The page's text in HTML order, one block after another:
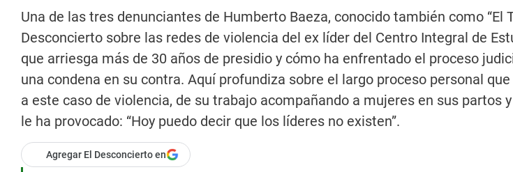
Una de las tres denunciantes de Humberto Baeza, conocido también como “El
Desconcierto sobre las redes de violencia del ex líder del Centro Integral de
que arriesga más de 30 años de presidio y cómo ha enfrentado el proceso
una condena en su contra. Aquí profundiza sobre el largo proceso personal
a este caso de violencia, de su trabajo acompañando a mujeres en sus partos
le ha provocado: “Hoy puedo decir que los líderes no existen”.
Agregar El Desconcierto en